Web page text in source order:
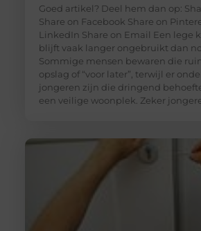
Goed artikel? Deel hem dan op:
Share on Facebook Share on
LinkedIn Share on Email Een lege
blijft vaak langer ongebruikt dan
Sommige mensen bewaren die
opslag of “voor later”, terwijl er
jongeren zijn die dringend
een veilige woonplek. Zeker